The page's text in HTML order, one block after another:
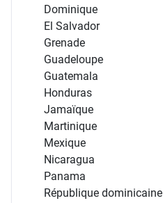
Dominique
El Salvador
Grenade
Guadeloupe
Guatemala
Honduras
Jamaïque
Martinique
Mexique
Nicaragua
Panama
République dominicaine